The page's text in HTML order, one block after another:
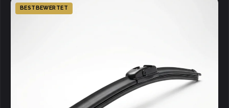
BESTBEWERTET